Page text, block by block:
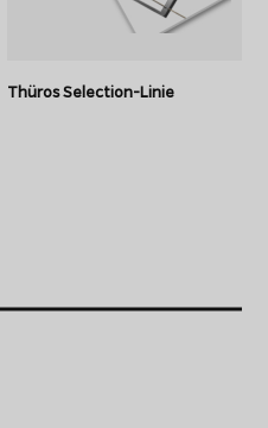
die Glut im Thüros Grill
Thüros Selection-Linie